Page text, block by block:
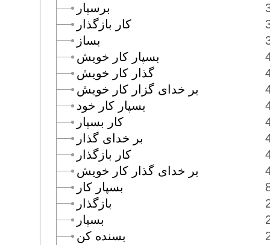
برسپار
كار بازگذار
بساز
بسپار كار خويش
گذار كار خويش
بر خداى گزار كار خويش
بسپار كار خود
كار بسپار
بر خداى گذار
كار بازگذار
بر خداى گذار كار خويش
بسپار كار
بازگذار
بسپار
بسنده كن